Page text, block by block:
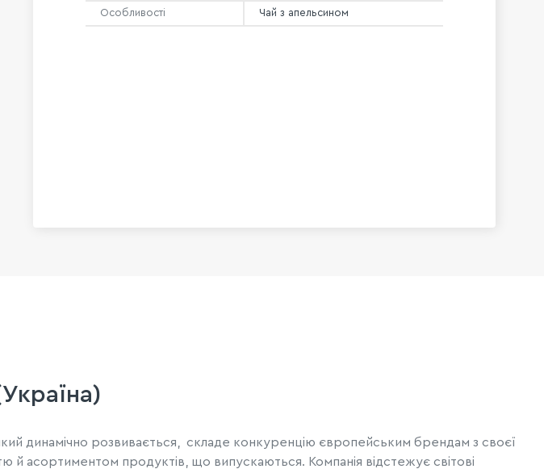
Особливості Чай з апельсином
динамічно розвивається, складе конкуренцію європейським брендам з своєї
й асортиментом продуктів, що випускаються. Компанія відстежує світові